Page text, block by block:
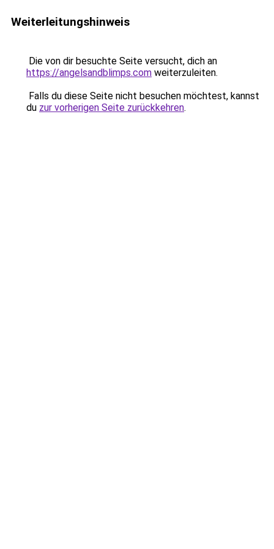
Weiterleitungshinweis
Die von dir besuchte Seite versucht, dich an
https://angelsandblimps.com weiterzuleiten.
Falls du diese Seite nicht besuchen möchtest, kannst
du zur vorherigen Seite zurückkehren.